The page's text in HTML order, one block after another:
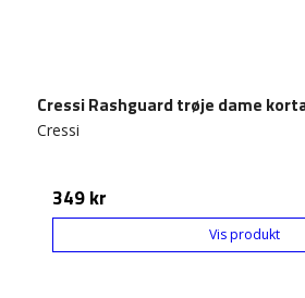
Cressi Rashguard trøje dame
Cressi
349 kr
Vis produkt